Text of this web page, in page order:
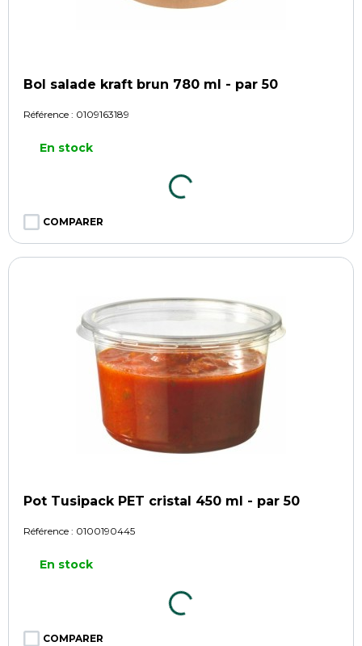
Bol salade kraft brun 780 ml - par 50
Référence : 0109163189
En stock
COMPARER
Pot Tusipack PET cristal 450 ml - par 50
Référence : 0100190445
En stock
COMPARER